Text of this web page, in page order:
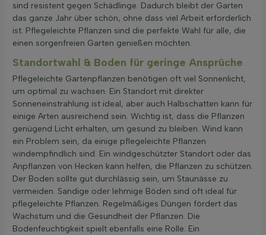
sind resistent gegen Schädlinge. Dadurch bleibt der Garten
das ganze Jahr über schön, ohne dass viel Arbeit erforderlich
ist. Pflegeleichte Pflanzen sind die perfekte Wahl für alle, die
einen sorgenfreien Garten genießen möchten.
Standortwahl & Boden für geringe Ansprüche
Pflegeleichte Gartenpflanzen benötigen oft viel Sonnenlicht,
um optimal zu wachsen. Ein Standort mit direkter
Sonneneinstrahlung ist ideal, aber auch Halbschatten kann für
einige Arten ausreichend sein. Wichtig ist, dass die Pflanzen
genügend Licht erhalten, um gesund zu bleiben. Wind kann
ein Problem sein, da einige pflegeleichte Pflanzen
windempfindlich sind. Ein windgeschützter Standort oder das
Anpflanzen von Hecken kann helfen, die Pflanzen zu schützen.
Der Boden sollte gut durchlässig sein, um Staunässe zu
vermeiden. Sandige oder lehmige Böden sind oft ideal für
pflegeleichte Pflanzen. Regelmäßiges Düngen fördert das
Wachstum und die Gesundheit der Pflanzen. Die
Bodenfeuchtigkeit spielt ebenfalls eine Rolle. Ein